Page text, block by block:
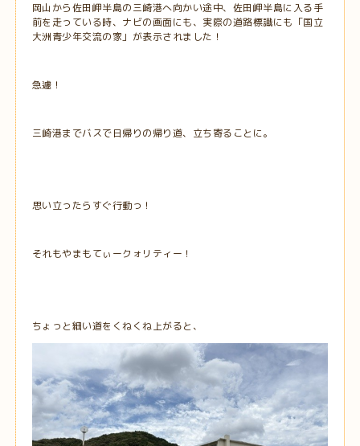
岡山から佐田岬半島の三崎港へ向かい途中、佐田岬半島に入る手
前を走っている時、ナビの画面にも、実際の道路標識にも「国立
大洲青少年交流の家」が表示されました！
急遽！
三崎港までバスで日帰りの帰り道、立ち寄ることに。
思い立ったらすぐ行動っ！
それもやまもてぃークォリティー！
ちょっと細い道をくねくね上がると、